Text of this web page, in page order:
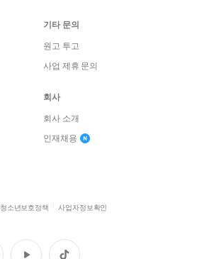
기타 문의
원고 투고
사업 제휴 문의
회사
회사 소개
인재채용
청소년보호정책 사업자정보확인